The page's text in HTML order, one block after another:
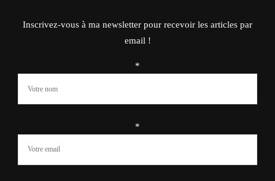
Inscrivez-vous à ma newsletter pour recevoir les articles par
email !
*
*